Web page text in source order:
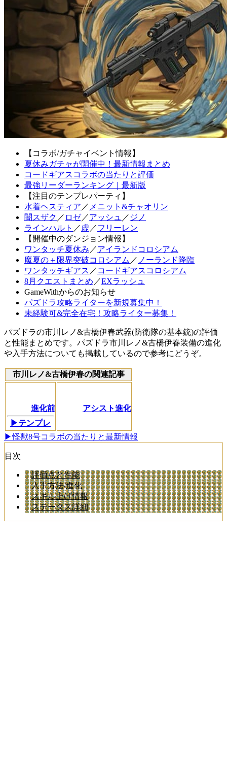
【コラボ/ガチャイベント情報】
夏休みガチャが開催中！最新情報まとめ
コードギアスコラボの当たりと評価
最強リーダーランキング｜最新版
【注目のテンプレパーティ】
水着ヘスティア ／ メニット&チャオリン
闇スザク ／ ロゼ／アッシュ ／ ジノ
ラインハルト ／ 虚 ／フリーレン
【開催中のダンジョン情報】
ワンタッチ夏休み ／アイランドコロシアム
魔夏の＋限界突破コロシアム ／ ノーランド降臨
ワンタッチギアス ／ コードギアスコロシアム
8月クエストまとめ ／EXラッシュ
GameWithからのお知らせ
パズドラ攻略ライターを新規募集中！
未経験可&完全在宅！攻略ライター募集！
パズドラの市川レノ&古橋伊春武器(防衛隊の基本銃)の評価
と性能まとめです。パズドラ市川レノ&古橋伊春装備の進化
や入手方法についても掲載しているので参考にどうぞ。
市川レノ&古橋伊春の関連記事
進化前
▶テンプレ
アシスト進化
▶怪獣8号コラボの当たりと最新情報
目次
評価点と性能
入手方法/進化
スキル上げ情報
ステータス詳細